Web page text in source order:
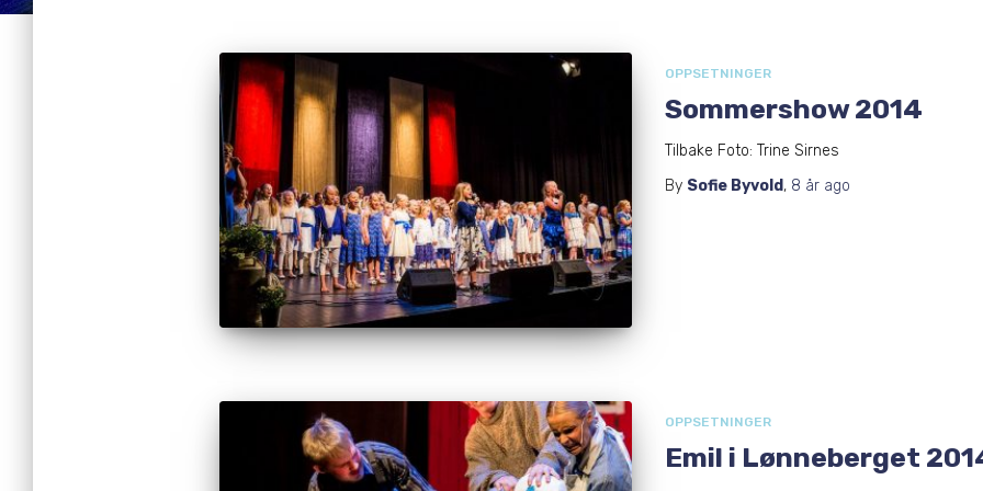
OPPSETNINGER
Sommershow 2014
Tilbake Foto: Trine Sirnes
By Sofie Byvold, 8 årago
OPPSETNINGER
Emil i Lønneberget